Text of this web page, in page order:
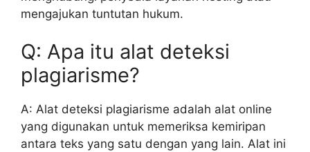
mengajukan tuntutan hukum.
Q: Apa itu alat deteksi
plagiarisme?
A: Alat deteksi plagiarisme adalah alat online
yang digunakan untuk memeriksa kemiripan
antara teks yang satu dengan yang lain. Alat ini